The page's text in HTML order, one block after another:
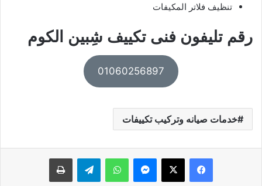
تنظيف فلاتر المكيفات
رقم تليفون فنى تكييف شِبين الكوم
01060256897
خدمات صيانه وتركيب تكييفات
ماسنجر واتساب تيلقرام طباعة